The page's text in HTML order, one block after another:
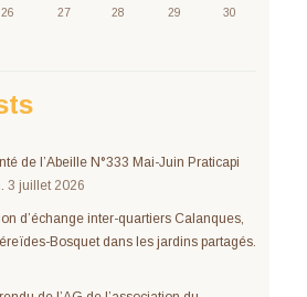
26 27 28 29 30
de l’Abeille N°333 Mai-Juin Praticapi
3 juillet 2026
d’échange inter-quartiers Calanques,
Bosquet dans les jardins partagés.